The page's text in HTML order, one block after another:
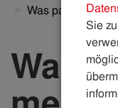
Was passiert mit
Was
Sie